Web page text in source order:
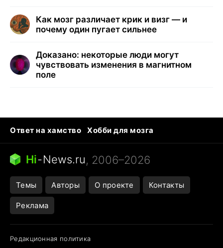
Как мозг различает крик и визг — и
почему один пугает сильнее
Доказано: некоторые люди могут
чувствовать изменения в магнитном
поле
Ответ на хамство
Хобби для мозга
Бензин 100 и 95
Тунцы в океанариуме
Следующая пандемия
Hi-News.ru, 2006–2026
Темы Авторы О проекте Контакты
Реклама
Редакционная политика